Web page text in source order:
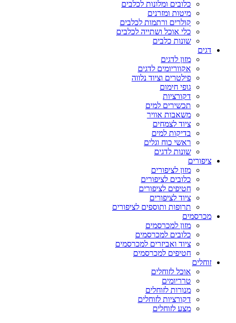
כלובים ומלונות לכלבים
מיטות ומזרנים
קולרים ורתמות לכלבים
כלי אוכל ושתייה לכלבים
שונות כלבים
דגים
מזון לדגים
אקווריומים לדגים
פילטרים וציוד נלווה
גופי חימום
דקורציות
תכשירים למים
משאבות אוויר
ציוד לצמחים
בדיקות למים
ראשי כוח וגלים
שונות לדגים
ציפורים
מזון לציפורים
כלובים לציפורים
חטיפים לציפורים
ציוד לציפורים
תרופות ותוספים לציפורים
מכרסמים
מזון למכרסמים
כלובים למכרסמים
ציוד ואביזרים למכרסמים
חטיפים למכרסמים
זוחלים
אוכל לזוחלים
טרריומים
מנורות לזוחלים
דקורציות לזוחלים
מצע לזוחלים